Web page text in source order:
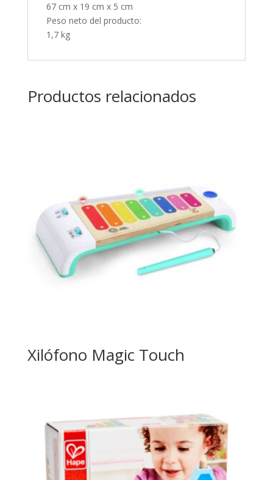
67 cm x 19 cm x 5 cm
Peso neto del producto:
1,7 kg
Productos relacionados
Xilófono Magic Touch